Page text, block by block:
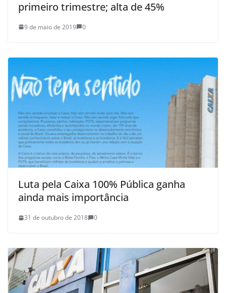
primeiro trimestre; alta de 45%
9 de maio de 2019 0
Luta pela Caixa 100% Pública ganha
ainda mais importância
31 de outubro de 2018 0